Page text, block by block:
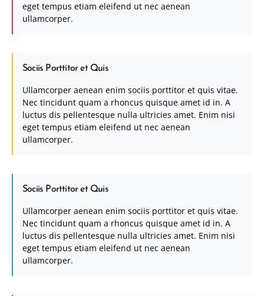
eget tempus etiam eleifend ut nec aenean
ullamcorper.
Sociis Porttitor et Quis
Ullamcorper aenean enim sociis porttitor et quis vitae.
Nec tincidunt quam a rhoncus quisque amet id in. A
luctus dis pellentesque nulla ultricies amet. Enim nisi
eget tempus etiam eleifend ut nec aenean
ullamcorper.
Sociis Porttitor et Quis
Ullamcorper aenean enim sociis porttitor et quis vitae.
Nec tincidunt quam a rhoncus quisque amet id in. A
luctus dis pellentesque nulla ultricies amet. Enim nisi
eget tempus etiam eleifend ut nec aenean
ullamcorper.